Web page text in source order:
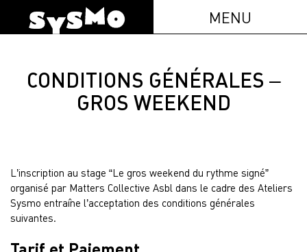
MENU
CONDITIONS GÉNÉRALES –
GROS WEEKEND
L’inscription au stage “Le gros weekend du rythme signé”
organisé par Matters Collective Asbl dans le cadre des Ateliers
Sysmo entraîne l’acceptation des conditions générales
suivantes.